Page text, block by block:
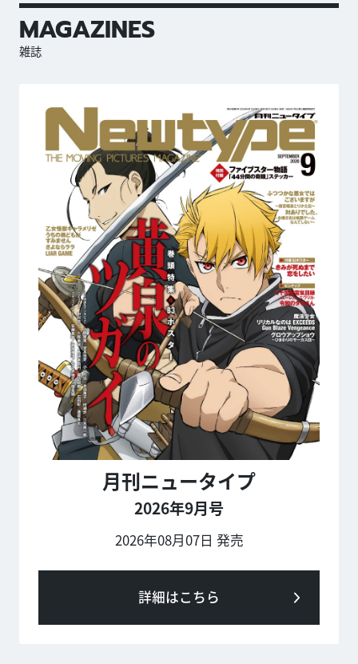
MAGAZINES
雑誌
月刊ニュータイプ
2026年9月号
2026年08月07日 発売
詳細はこちら